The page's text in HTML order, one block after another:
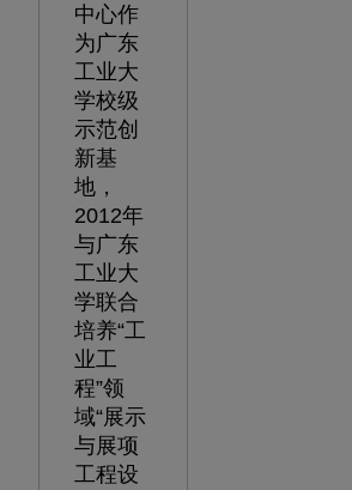
中心作
为广东
工业大
学校级
示范创
新基
地，
2012年
与广东
工业大
学联合
培养“工
业工
程”领
域“展示
与展项
工程设